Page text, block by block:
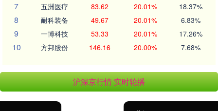
7 五洲医疗 83.62 20.01% 18.37%
8 耐科装备 49.67 20.01% 6.83%
9 一博科技 53.33 20.01% 17.26%
10 方邦股份 146.16 20.00% 7.68%
沪深京行情 实时轮播